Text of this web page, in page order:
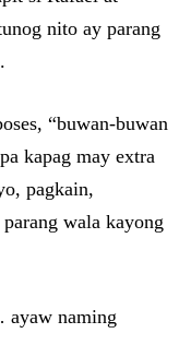
nito ay parang
“buwan-buwan
kapag may extra
pagkain,
wala kayong
ayaw naming